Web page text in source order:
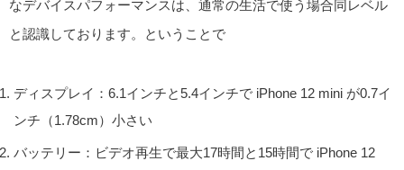
なデバイスパフォーマンスは、通常の生活で使う場合同レベル
と認識しております。ということで
ディスプレイ：6.1インチと5.4インチで iPhone 12 mini が0.7イ
ンチ（1.78cm）小さい
バッテリー：ビデオ再生で最大17時間と15時間で iPhone 12